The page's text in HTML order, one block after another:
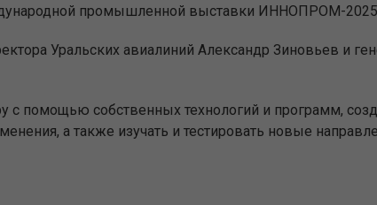
промышленной выставки ИННОПРОМ-
Уральских авиалиний Александр Зиновьев и
с помощью собственных технологий и программ,
а также изучать и тестировать новые